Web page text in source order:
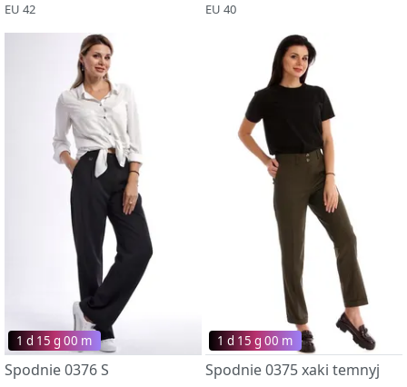
EU 42 EU 40
1 d 15 g 00 m
Spodnie 0376 S
1 d 15 g 00 m
Spodnie 0375 xaki temnyj